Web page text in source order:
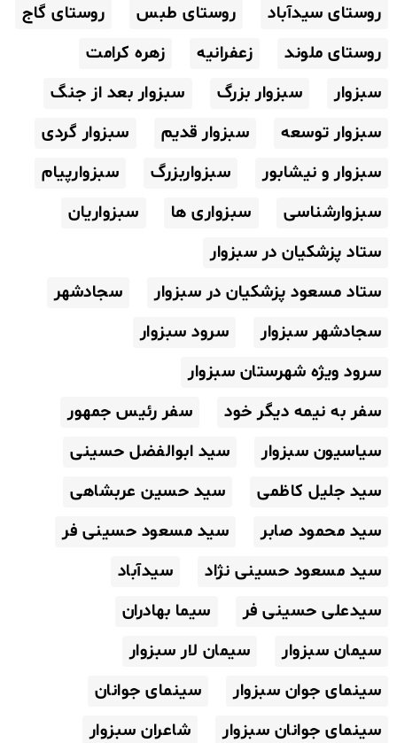
روستای سیدآباد روستای طبس
روستای گاج
روستای ملوند
زعفرانیه
زهره کرامت
سبزوار
سبزوار بزرگ
سبزوار بعد از جنگ
سبزوار توسعه
سبزوار قدیم
سبزوار گردی
سبزوار و نیشابور
سبزواربزرگ
سبزوارپیام
سبزوارشناسی
سبزواری ها
سبزواریان
ستاد پزشکیان در سبزوار
ستاد مسعود پزشکیان در سبزوار
سجادشهر
سجادشهر سبزوار
سرود سبزوار
سرود ویژه شهرستان سبزوار
سفر به نیمه دیگر خود
سفر رئیس جمهور
سیاسیون سبزوار
سید ابوالفضل حسینی
سید جلیل کاظمی
سید حسین عربشاهی
سید محمود صابر
سید مسعود حسینی فر
سید مسعود حسینی نژاد
سیدآباد
سیدعلی حسینی فر
سیما بهادران
سیمان سبزوار
سیمان لار سبزوار
سینمای جوان سبزوار
سینمای جوانان
سینمای جوانان سبزوار
شاعران سبزوار